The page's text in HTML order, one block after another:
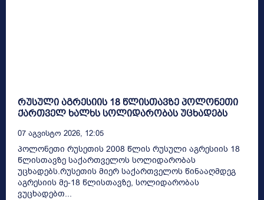
რუსული აგრესიის 18 წლისთავზე პოლონეთი
ქართველ ხალხს სოლიდარობას უცხადებს
07 Აგვისტო 2026, 12:05
პოლონეთი რუსეთის 2008 წლის რუსული აგრესიის 18
წლისთავზე საქართველოს სოლიდარობას
უცხადებს.რუსეთის მიერ საქართველოს წინააღმდეგ
აგრესიის მე-18 წლისთავზე, სოლიდარობას
ვუცხადებთ...